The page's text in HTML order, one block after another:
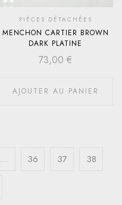
PIÈCES DÉTACHÉES
MENCHON CARTIER BROWN
DARK PLATINE
73,00 €
AJOUTER AU PANIER
… 36 37 38